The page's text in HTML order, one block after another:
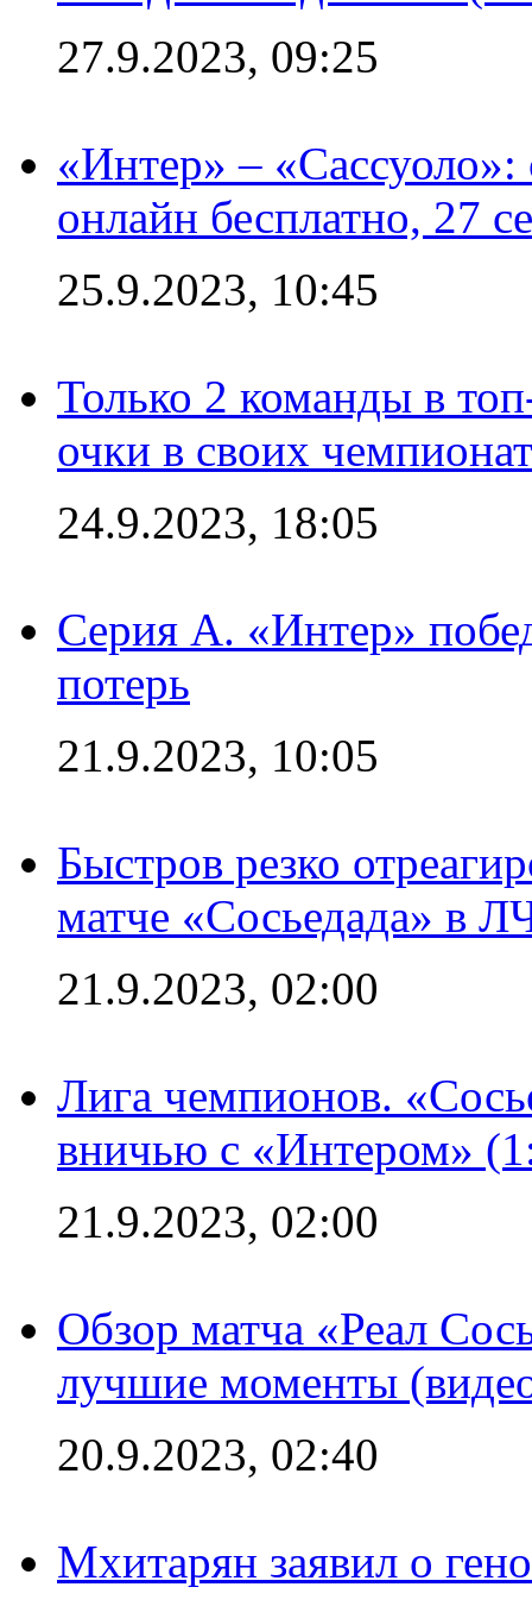
27.9.2023, 09:25
«Интер» –
онлайн бесплатно, 27
25.9.2023, 10:45
Только 2 команды в
очки в своих
24.9.2023, 18:05
Серия А. «Интер»
потерь
21.9.2023, 10:05
Быстров резко
матче «Сосьедада» в
21.9.2023, 02:00
Лига чемпионов.
вничью с «Интером»
21.9.2023, 02:00
Обзор матча «Реал
лучшие моменты
20.9.2023, 02:40
Мхитарян заявил о